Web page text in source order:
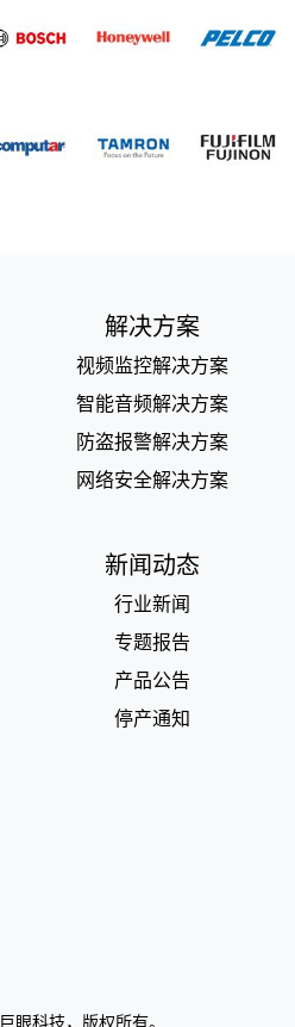
解决方案
视频监控解决方案
智能音频解决方案
防盗报警解决方案
网络安全解决方案
新闻动态
行业新闻
专题报告
产品公告
停产通知
巨眼科技，版权所有。